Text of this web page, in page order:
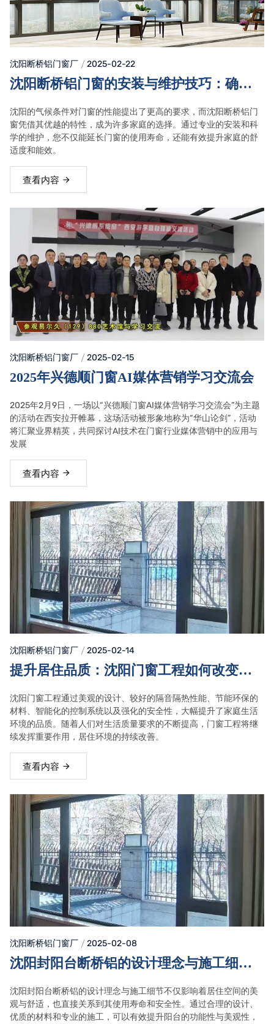
沈阳断桥铝门窗厂 2025-02-22
沈阳断桥铝门窗的安装与维护技巧：确保
沈阳的气候条件对门窗的性能提出了更高的要求，而沈阳断桥铝门
窗凭借其优越的特性，成为许多家庭的选择。通过专业的安装和科
学的维护，您不仅能延长门窗的使用寿命，还能有效提升家庭的舒
适度和能效。
查看内容
沈阳断桥铝门窗厂 2025-02-15
2025年兴德顺门窗AI媒体营销学习交流会
2025年2月9日，一场以“兴德顺门窗AI媒体营销学习交流会”为主题
的活动在西安拉开帷幕，这场活动被形象地称为“华山论剑”，活动
将汇聚业界精英，共同探讨AI技术在门窗行业媒体营销中的应用与
发展
查看内容
沈阳断桥铝门窗厂 2025-02-14
提升居住品质：沈阳门窗工程如何改变家
沈阳门窗工程通过美观的设计、较好的隔音隔热性能、节能环保的
材料、智能化的控制系统以及强化的安全性，大幅提升了家庭生活
环境的品质。随着人们对生活质量要求的不断提高，门窗工程将继
续发挥重要作用，居住环境的持续改善。
查看内容
沈阳断桥铝门窗厂 2025-02-08
沈阳封阳台断桥铝的设计理念与施工细
沈阳封阳台断桥铝的设计理念与施工细节不仅影响着居住空间的美
观与舒适，也直接关系到其使用寿命和安全性。通过合理的设计、
优质的材料和专业的施工，可以有效提升阳台的功能性与美观性，